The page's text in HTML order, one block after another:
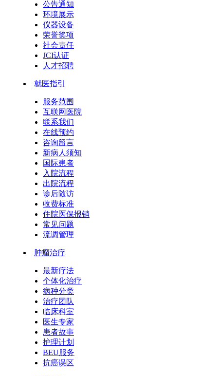
公告通知
环境展示
仪器设备
荣誉奖项
社会责任
JCI认证
人才招聘
就医指引
服务范围
互联网医院
联系我们
在线预约
咨询留言
新病人须知
国际患者
入院流程
出院流程
诊后随访
收费标准
住院医保报销
常见问题
流调管理
肿瘤治疗
最新疗法
个体化治疗
病种分类
治疗团队
临床科室
医生专家
患者故事
护理计划
BEU服务
抗癌误区